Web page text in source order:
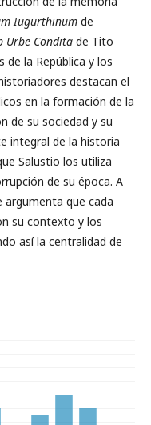
Iugurthinum de
Urbe Condita de Tito
de la República y los
destacan el
en la formación de la
de su sociedad y su
integral de la historia
Salustio los utiliza
de su época. A
argumenta que cada
su contexto y los
así la centralidad de